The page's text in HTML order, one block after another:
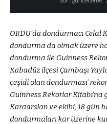
ORDU’da dondurmacı
dondurma da olmak üzere
dondurma ile Guinness
Kabadüz ilçesi Çambaşı
çeşidi olan dondurması’
Guinness Rekorlar
Karaarslan ve ekibi, 18 gün
dondurmaları kar üzerine